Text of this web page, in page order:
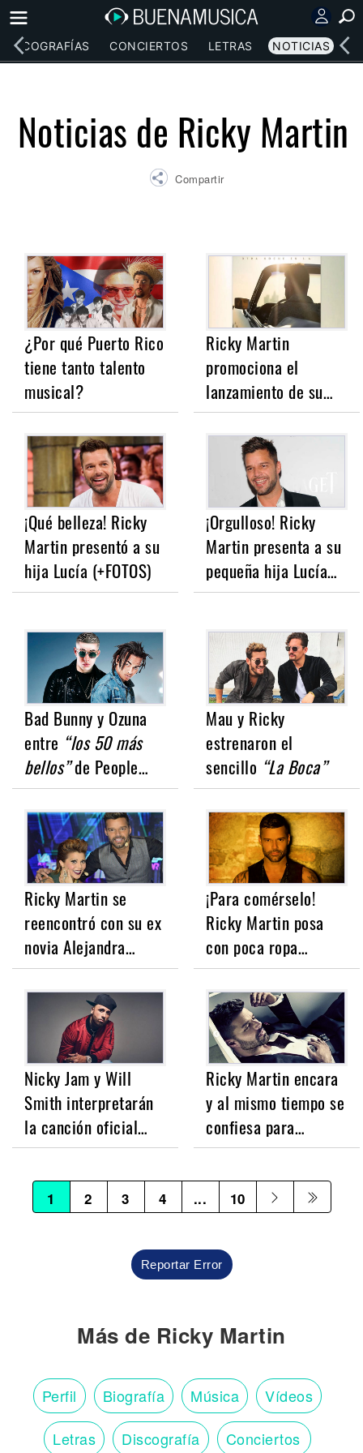
DISCOGRAFÍAS CONCIERTOS LETRAS NOTICIAS
Noticias de Ricky Martin
Compartir
¿Por qué Puerto Rico
tiene tanto talento
musical?
Ricky Martin
promociona el
lanzamiento de su…
¡Qué belleza! Ricky
Martin presentó a su
hija Lucía (+FOTOS)
¡Orgulloso! Ricky
Martin presenta a su
pequeña hija Lucía…
Bad Bunny y Ozuna
entre “los 50 más
bellos”de People…
Mau y Ricky
estrenaron el
sencillo “La Boca”
Ricky Martin se
reencontró con su ex
novia Alejandra…
¡Para comérselo!
Ricky Martin posa
con poca ropa…
Nicky Jam y Will
Smith interpretarán
la canción oficial…
Ricky Martin encara
y al mismo tiempo se
confiesa para…
1 2 3 4 ... 10
Reportar Error
Más de Ricky Martin
Perfil Biografía Música Vídeos
Letras Discografía Conciertos